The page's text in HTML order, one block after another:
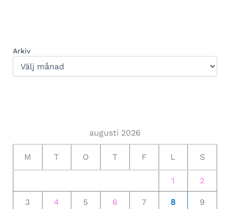
Arkiv
augusti 2026
M T O T F L S
1 2
3 4 5 6 7 8 9